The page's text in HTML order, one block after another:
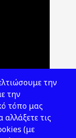
την
την
τόπο μας
αλλάξετε τις
(με